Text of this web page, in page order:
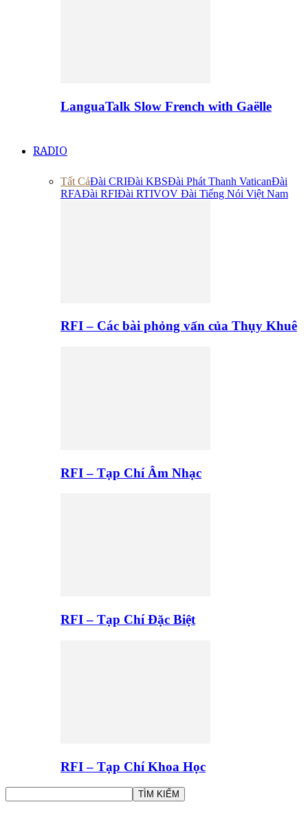
LanguaTalk Slow French with Gaëlle
RADIO
Tất CảĐài CRIĐài KBSĐài Phát Thanh VaticanĐài
RFAĐài RFIĐài RTIVOV Đài Tiếng Nói Việt Nam
RFI – Các bài phỏng vấn của Thụy Khuê
RFI – Tạp Chí Âm Nhạc
RFI – Tạp Chí Đặc Biệt
RFI – Tạp Chí Khoa Học